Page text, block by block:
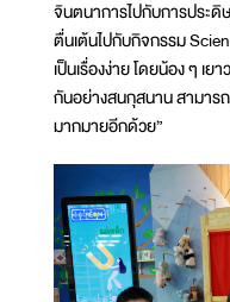
จินตนาการไปกับการประดิ
ตื่นเต้นไปกับกิจกรรม
เป็นเรื่องง่าย โดยน้อง ๆ เ
กันอย่างสนกุสนาน สามาร
มากมายอีกด้วย”